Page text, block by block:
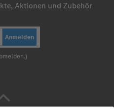
Aktionen und Zubehör
Anmelden